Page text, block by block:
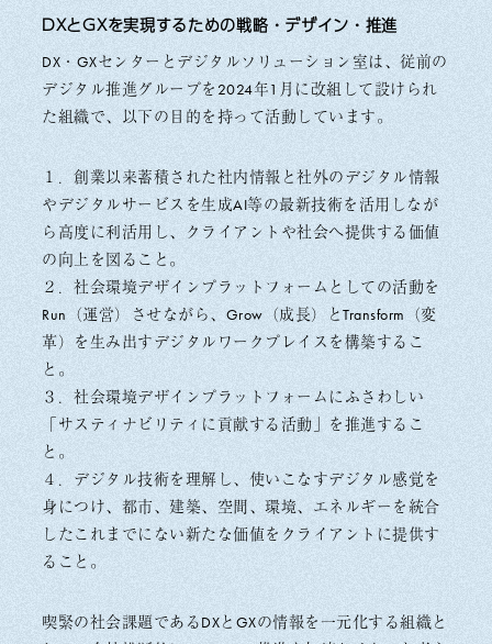
DXとGXを実現するための戦略・デザイン・推進
DX・GXセンターとデジタルソリューション室は、従前の
デジタル推進グループを2024年1月に改組して設けられ
た組織で、以下の目的を持って活動しています。
１．創業以来蓄積された社内情報と社外のデジタル情報
やデジタルサービスを生成AI等の最新技術を活用しなが
ら高度に利活用し、クライアントや社会へ提供する価値
の向上を図ること。
２．社会環境デザインプラットフォームとしての活動を
Run（運営）させながら、Grow（成長）とTransform（変
革）を生み出すデジタルワークプレイスを構築するこ
と。
３．社会環境デザインプラットフォームにふさわしい
「サスティナビリティに貢献する活動」を推進するこ
と。
４．デジタル技術を理解し、使いこなすデジタル感覚を
身につけ、都市、建築、空間、環境、エネルギーを統合
したこれまでにない新たな価値をクライアントに提供す
ること。
喫緊の社会課題であるDXとGXの情報を一元化する組織と